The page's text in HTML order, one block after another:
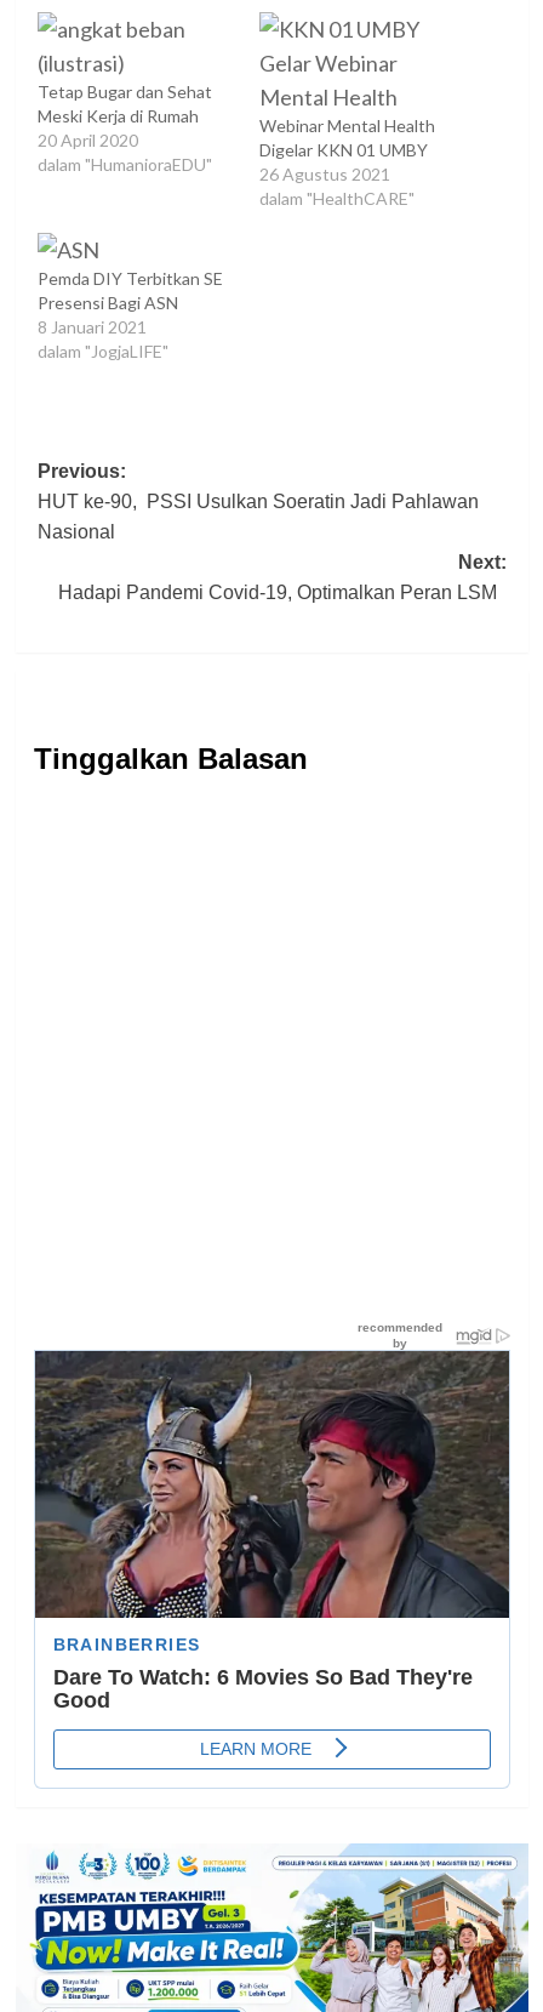
Tetap Bugar dan Sehat
Meski Kerja di Rumah
20 April 2020
dalam "HumanioraEDU"
Webinar Mental Health
Digelar KKN 01 UMBY
26 Agustus 2021
dalam "HealthCARE"
Pemda DIY Terbitkan SE
Presensi Bagi ASN
8 Januari 2021
dalam "JogjaLIFE"
Post
navigation
Previous:
HUT ke-90, PSSI Usulkan Soeratin Jadi Pahlawan
Nasional
Next:
Hadapi Pandemi Covid-19, Optimalkan Peran LSM
Tinggalkan Balasan